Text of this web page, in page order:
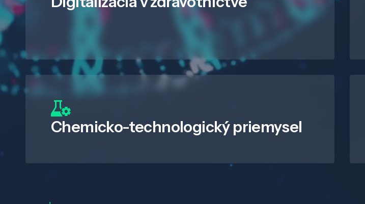
Chemicko-technologický priemysel